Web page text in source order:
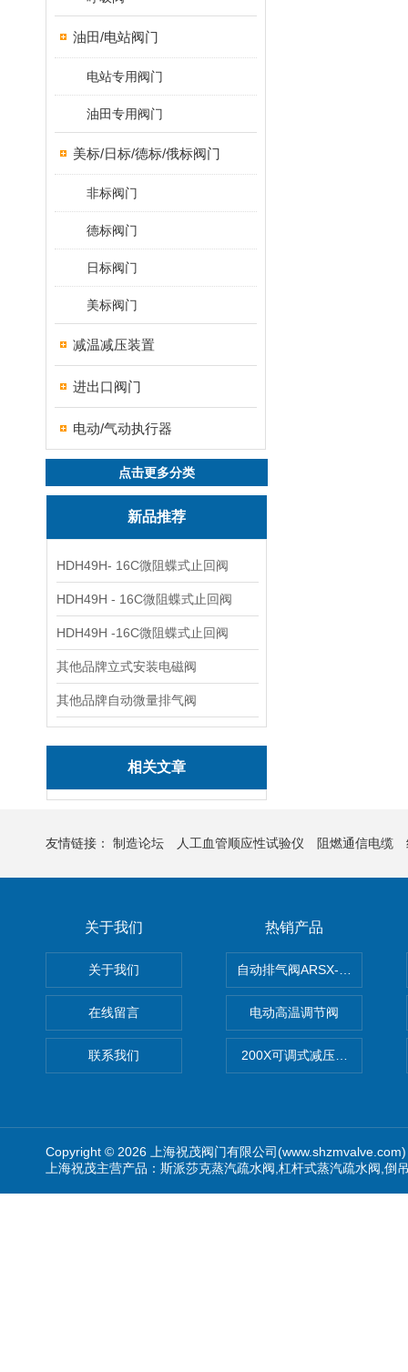
油田/电站阀门
电站专用阀门
油田专用阀门
美标/日标/德标/俄标阀门
非标阀门
德标阀门
日标阀门
美标阀门
减温减压装置
进出口阀门
电动/气动执行器
点击更多分类
新品推荐
HDH49H- 16C微阻蝶式止回阀
HDH49H - 16C微阻蝶式止回阀
HDH49H -16C微阻蝶式止回阀
其他品牌立式安装电磁阀
其他品牌自动微量排气阀
相关文章
友情链接： 制造论坛 人工血管顺应性试验仪 阻燃通信电缆
关于我们
关于我们
在线留言
联系我们
热销产品
自动排气阀ARSX-0015/
电动高温调节阀
200X可调式减压阀（减压稳
Copyright © 2026 上海祝茂阀门有限公司
上海祝茂主营产品：斯派莎克蒸汽疏水阀,杠杆式蒸汽疏水阀,倒